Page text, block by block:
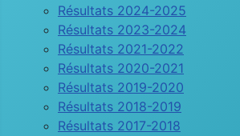
Résultats 2024-2025
Résultats 2023-2024
Résultats 2021-2022
Résultats 2020-2021
Résultats 2019-2020
Résultats 2018-2019
Résultats 2017-2018